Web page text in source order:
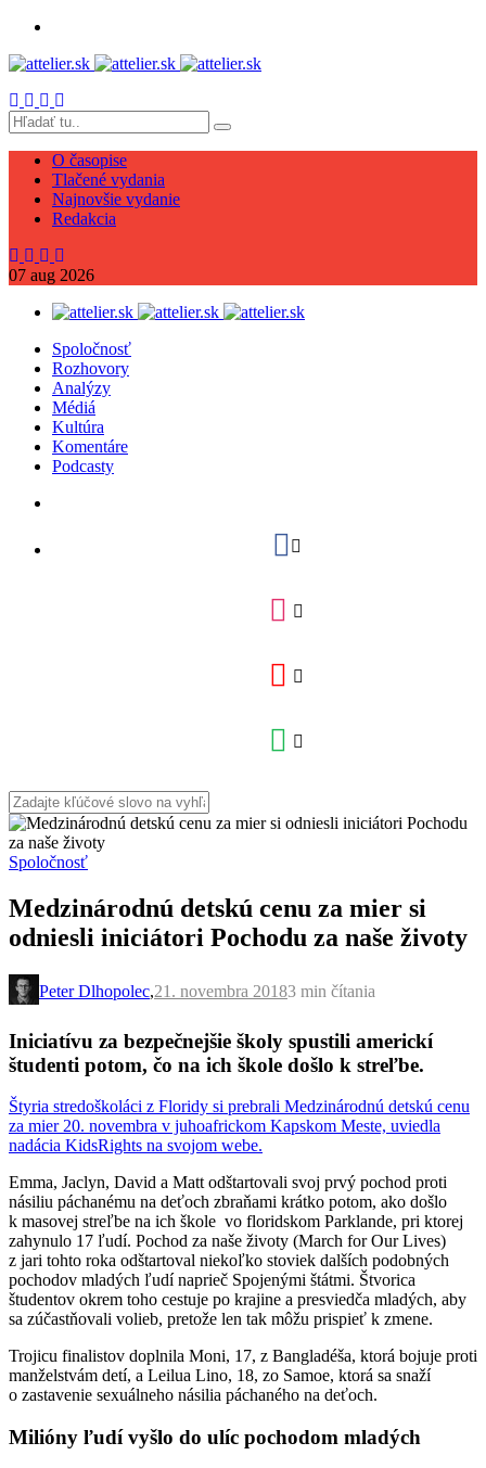
O časopise
Tlačené vydania
Najnovšie vydanie
Redakcia
07 aug 2026
Spoločnosť
Rozhovory
Analýzy
Médiá
Kultúra
Komentáre
Podcasty
Spoločnosť
Medzinárodnú detskú cenu za mier si
odniesli iniciátori Pochodu za naše životy
Peter Dlhopolec,21. novembra 20183 min čítania
Iniciatívu za bezpečnejšie školy spustili americkí
študenti potom, čo na ich škole došlo k streľbe.
Štyria stredoškoláci z Floridy si prebrali Medzinárodnú detskú cenu
za mier 20. novembra v juhoafrickom Kapskom Meste, uviedla
nadácia KidsRights na svojom webe.
Emma, Jaclyn, David a Matt odštartovali svoj prvý pochod proti
násiliu páchanému na deťoch zbraňami krátko potom, ako došlo
k masovej streľbe na ich škole vo floridskom Parklande, pri ktorej
zahynulo 17 ľudí. Pochod za naše životy (March for Our Lives)
z jari tohto roka odštartoval niekoľko stoviek dalších podobných
pochodov mladých ľudí naprieč Spojenými štátmi. Štvorica
študentov okrem toho cestuje po krajine a presviedča mladých, aby
sa zúčastňovali volieb, pretože len tak môžu prispieť k zmene.
Trojicu finalistov doplnila Moni, 17, z Bangladéša, ktorá bojuje proti
manželstvám detí, a Leilua Lino, 18, zo Samoe, ktorá sa snaží
o zastavenie sexuálneho násilia páchaného na deťoch.
Milióny ľudí vyšlo do ulíc pochodom mladých